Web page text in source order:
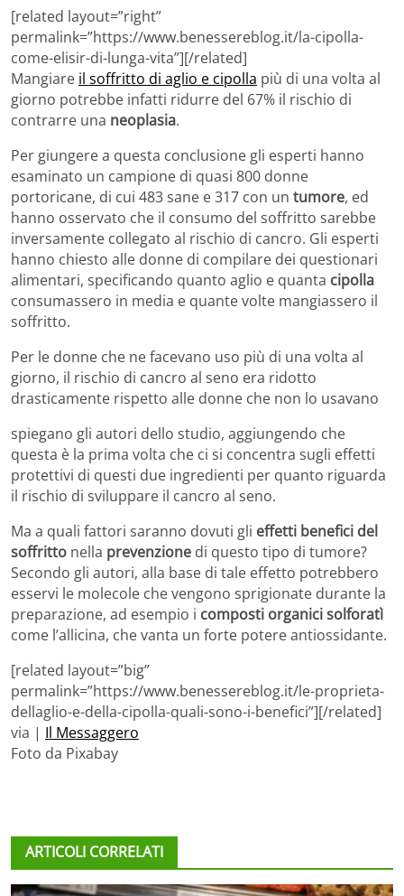
[related layout=”right”
permalink=”https://www.benessereblog.it/la-cipolla-
come-elisir-di-lunga-vita”][/related]
Mangiare il soffritto di aglio e cipolla più di una volta al
giorno potrebbe infatti ridurre del 67% il rischio di
contrarre una neoplasia.
Per giungere a questa conclusione gli esperti hanno
esaminato un campione di quasi 800 donne
portoricane, di cui 483 sane e 317 con un tumore, ed
hanno osservato che il consumo del soffritto sarebbe
inversamente collegato al rischio di cancro. Gli esperti
hanno chiesto alle donne di compilare dei questionari
alimentari, specificando quanto aglio e quanta cipolla
consumassero in media e quante volte mangiassero il
soffritto.
Per le donne che ne facevano uso più di una volta al
giorno, il rischio di cancro al seno era ridotto
drasticamente rispetto alle donne che non lo usavano
spiegano gli autori dello studio, aggiungendo che
questa è la prima volta che ci si concentra sugli effetti
protettivi di questi due ingredienti per quanto riguarda
il rischio di sviluppare il cancro al seno.
Ma a quali fattori saranno dovuti gli effetti benefici del
soffritto nella prevenzione di questo tipo di tumore?
Secondo gli autori, alla base di tale effetto potrebbero
esservi le molecole che vengono sprigionate durante la
preparazione, ad esempio i composti organici solforatì
come l’allicina, che vanta un forte potere antiossidante.
[related layout=”big”
permalink=”https://www.benessereblog.it/le-proprieta-
dellaglio-e-della-cipolla-quali-sono-i-benefici”][/related]
via | Il Messaggero
Foto da Pixabay
ARTICOLI CORRELATI